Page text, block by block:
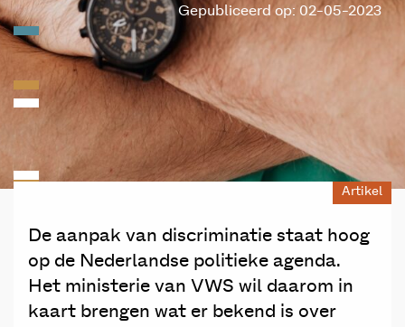
Gepubliceerd op: 02-05-2023
Artikel
De aanpak van discriminatie staat hoog
op de Nederlandse politieke agenda.
Het ministerie van VWS wil daarom in
kaart brengen wat er bekend is over